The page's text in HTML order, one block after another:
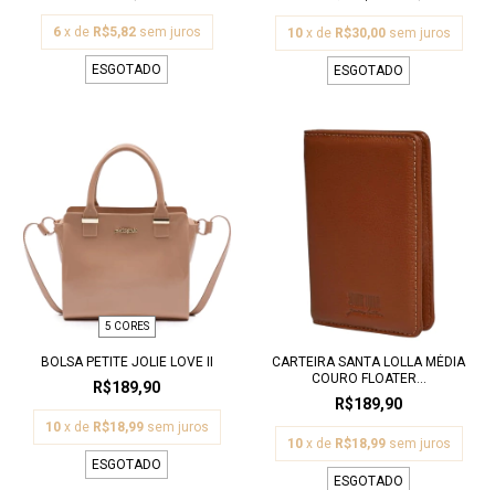
6 x de R$5,82 sem juros
ESGOTADO
10 x de R$30,00 sem juros
ESGOTADO
5 CORES
BOLSA PETITE JOLIE LOVE II
R$189,90
10 x de R$18,99 sem juros
ESGOTADO
CARTEIRA SANTA LOLLA MÉDIA
COURO FLOATER...
R$189,90
10 x de R$18,99 sem juros
ESGOTADO